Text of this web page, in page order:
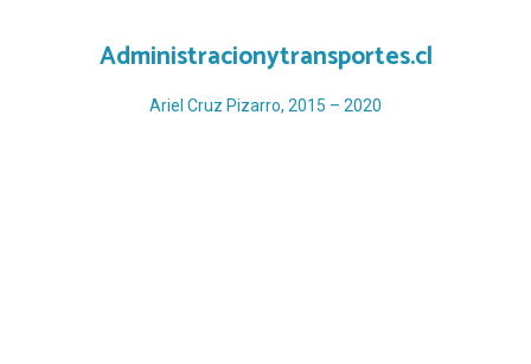
Administracionytransportes.cl
Ariel Cruz Pizarro, 2015 – 2020